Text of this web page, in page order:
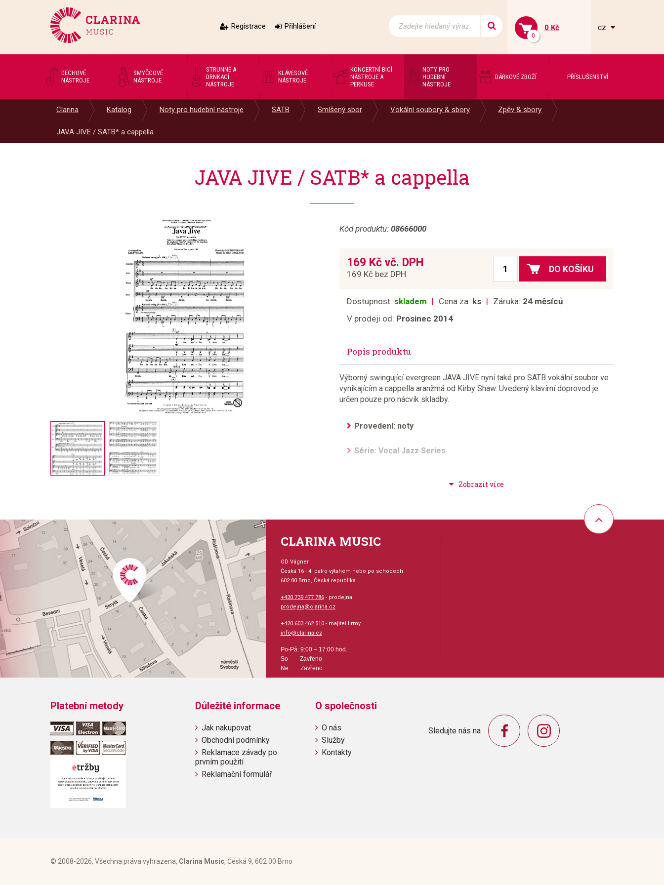
Registrace Přihlášení
0
0 Kč cz
DECHOVÉ
NÁSTROJE
SMYČCOVÉ
NÁSTROJE
STRUNNÉ A
DRNKACÍ
NÁSTROJE
KLÁVESOVÉ
NÁSTROJE
KONCERTNÍ BICÍ
NÁSTROJE A
PERKUSE
NOTY PRO
HUDEBNÍ
NÁSTROJE
DÁRKOVÉ ZBOŽÍ PŘÍSLUŠENSTVÍ
Clarina Katalog Noty pro hudební nástroje SATB Smíšený sbor Vokální soubory & sbory Zpěv & sbory
JAVA JIVE / SATB* a cappella
JAVA JIVE / SATB* a cappella
Kód produktu: 08666000
169 Kč vč. DPH
169 Kč bez DPH
DO KOŠÍKU
Dostupnost: skladem Cena za: ks Záruka: 24 měsíců
V prodeji od: Prosinec 2014
Popis produktu
Výborný swingující evergreen JAVA JIVE nyní také pro SATB vokální soubor ve
vynikajícím a cappella aranžmá od Kirby Shaw. Uvedený klavírní doprovod je
určen pouze pro nácvik skladby.
Provedení: noty
Série: Vocal Jazz Series
Velikost (rozměr): 17 x 27 cm
Počet stran: 12
Odběr minimálně 3 kusy
Obsahuje:
CLARINA MUSIC
OD Vágner
Česká 16 - 4. patro výtahem nebo po schodech
602 00 Brno, Česká republika
+420 739 477 786- prodejna
prodejna@clarina.cz
+420 603 462 510- majitel firmy
info@clarina.cz
Po-Pá: 9:00 – 17:00 hod.
So Zavřeno
Ne Zavřeno
Platební metody Důležité informace
Jak nakupovat
Obchodní podmínky
Reklamace závady po
prvním použití
Reklamační formulář
O společnosti
O nás
Služby
Kontakty
Sledujte nás na
© 2008-2026, Všechna práva vyhrazena, Clarina Music, Česká 9, 602 00 Brno